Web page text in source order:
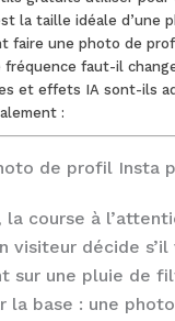
la taille idéale d’une
faire une photo de
fréquence faut-il
et effets IA sont-ils
:
de profil Insta
la course à
visiteur décide
sur une pluie de
la base : une